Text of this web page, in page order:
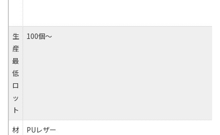
生
産
最
低
ロ
ッ
ト
100個～
材
PUレザー